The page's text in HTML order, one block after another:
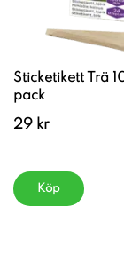
Sticketikett Trä
pack
29 kr
Köp